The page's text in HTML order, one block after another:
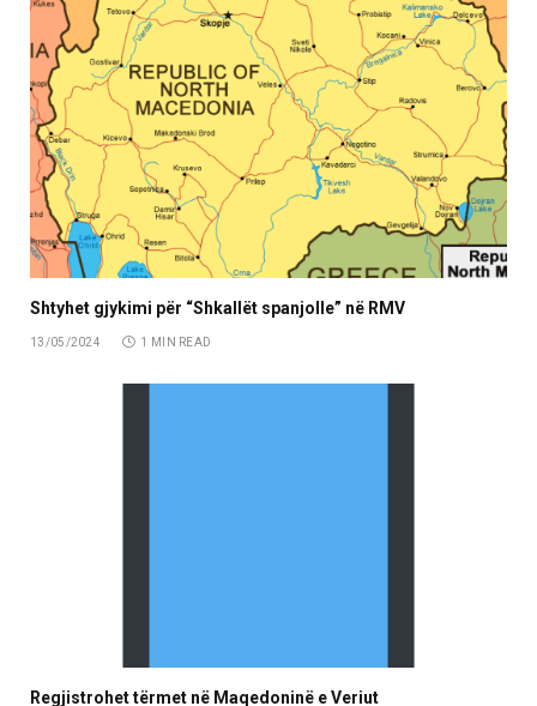
Shtyhet gjykimi për “Shkallët spanjolle” në RMV
13/05/2024 1 MIN READ
Regjistrohet tërmet në Maqedoninë e Veriut